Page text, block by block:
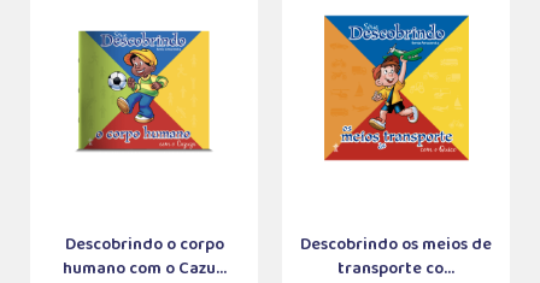
Descobrindo o corpo
humano com o Cazu...
Descobrindo os meios de
transporte co...